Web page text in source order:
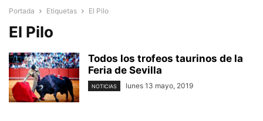
Portada Etiquetas El Pilo
El Pilo
Todos los trofeos taurinos de la
Feria de Sevilla
NOTICIAS lunes 13 mayo, 2019